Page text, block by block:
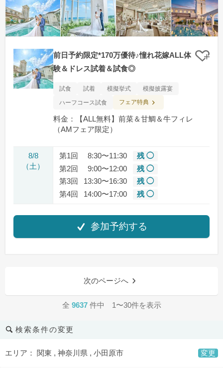
前日予約限定*170万優待♪憧れ花嫁ALL体
験＆ドレス試着＆試食◎
クリ
試食 試着 模擬挙式
模擬披露宴
ハーフコース試食
フェア特典
料金：【ALL無料】前菜＆甘鯛＆牛フィレ
（AMフェア限定）
8/8
（土）
第1回 8:30〜11:30
残 ◯
第2回
9:00〜12:00
残 ◯
第3回
13:30〜16:30
残 ◯
第4回
14:00〜17:00 残 ◯
参加予約する
次のページへ
全 9637 件中 1〜30件を表示
検索条件の変更
エリア： 関東 , 神奈川県 , 小田原市 変更